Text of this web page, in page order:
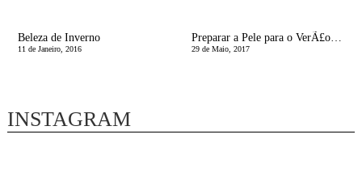
Beleza de Inverno
11 de Janeiro, 2016
Preparar a Pele para o VerÃ£o | Limpeza profunda - EsfoliaÃ§Ã£o
29 de Maio, 2017
INSTAGRAM